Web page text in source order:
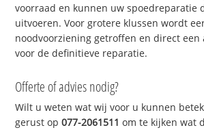
voorraad en kunnen uw spoedreparatie
uitvoeren. Voor grotere klussen wordt
noodvoorziening getroffen en direct een
voor de definitieve reparatie.
Offerte of advies nodig?
Wilt u weten wat wij voor u kunnen
gerust op077-2061511 om te kijken wat